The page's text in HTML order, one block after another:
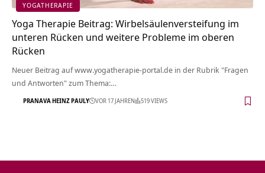
YOGATHERAPIE
Yoga Therapie Beitrag: Wirbelsäulenversteifung im
unteren Rücken und weitere Probleme im oberen
Rücken
Neuer Beitrag auf www.yogatherapie-portal.de in der Rubrik "Fragen
und Antworten" zum Thema:…
PRANAVA HEINZ PAULY VOR 17 JAHREN 519 VIEWS